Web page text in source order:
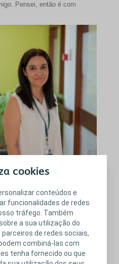
cookies
conteúdos e
funcionalidades de redes
tráfego. Também
a sua utilização do
de redes sociais,
combiná-las com
tenha fornecido ou que
Pensei, então é com
havia utentes com ostomia.
reunir dados e insistir."
da Ordem dos Enfermeiros e
em estomaterapia,
Desde então, já
Sofia faz questão de